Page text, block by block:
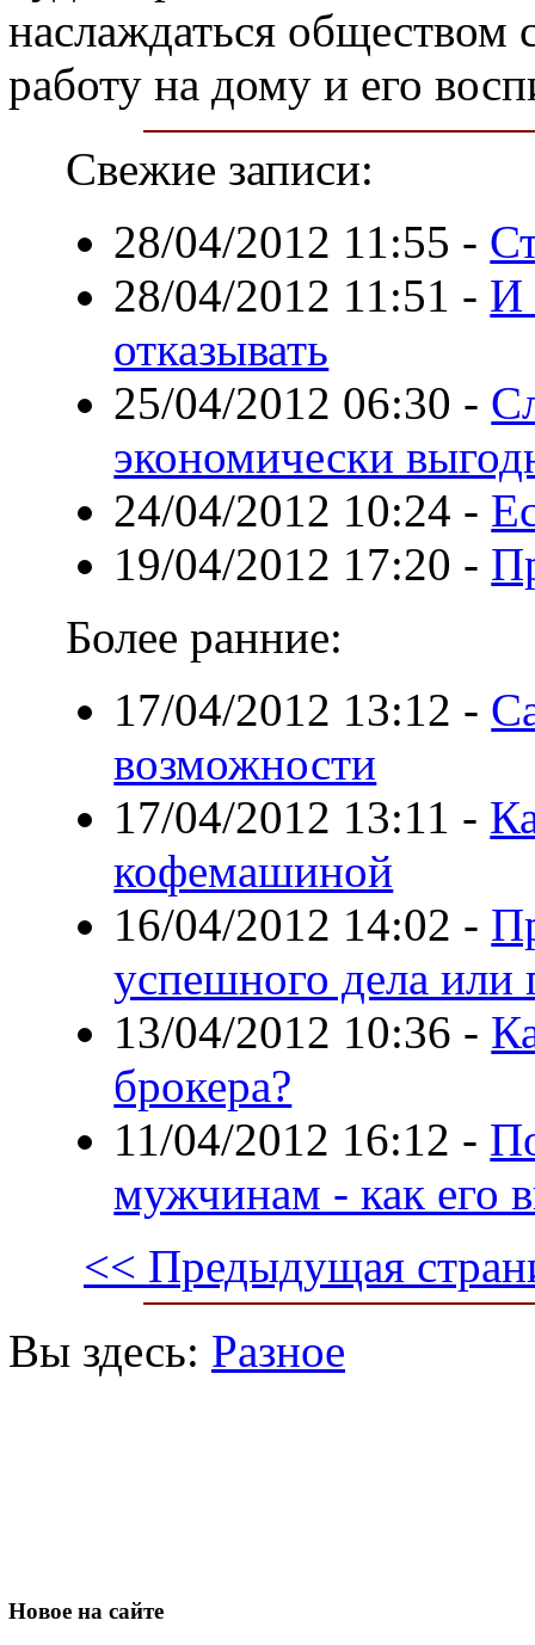
наслаждаться обществом
работу на дому и его
Свежие записи:
28/04/2012 11:55 -
28/04/2012 11:51 - И
отказывать
25/04/2012 06:30 -
экономически
24/04/2012 10:24 -
19/04/2012 17:20 -
Более ранние:
17/04/2012 13:12 -
возможности
17/04/2012 13:11 -
кофемашиной
16/04/2012 14:02 -
успешного дела или
13/04/2012 10:36 -
брокера?
11/04/2012 16:12 -
мужчинам - как его
<< Предыдущая
Вы здесь: Разное
Новое на сайте